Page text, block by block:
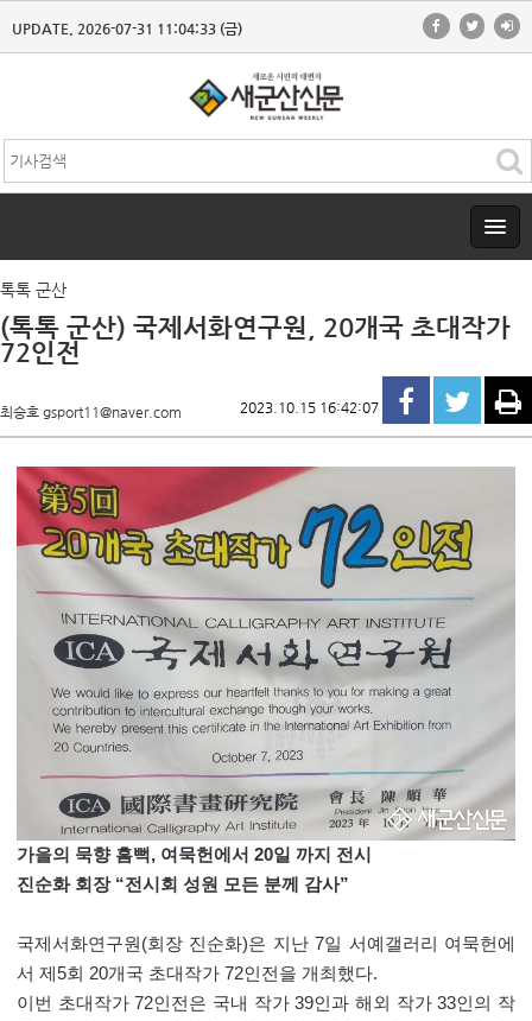
UPDATE. 2026-07-31 11:04:33 (금)
톡톡 군산
(톡톡 군산) 국제서화연구원, 20개국 초대작가
72인전
최승호 gsport11@naver.com 2023.10.15 16:42:07
가을의 묵향 흠뻑 , 여묵헌에서 20일 까지 전시
진순화 회장 “전시회 성원 모든 분께 감사”
국제서화연구원 (회장 진순화)은 지난7일 서예갤러리 여묵헌에
서 제 5회 20개국 초대작가 72인전을 개최했다.
이번 초대작가72인전은 국내 작가39인과 해외 작가33인의 작